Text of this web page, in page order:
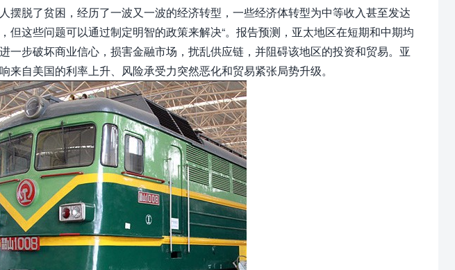
摆脱了贫困，经历了一波又一波的经济转型，一些经济体转型为中等收入甚至发达
但这些问题可以通过制定明智的政策来解决“。报告预测，亚太地区在短期和中期均
一步破坏商业信心，损害金融市场，扰乱供应链，并阻碍该地区的投资和贸易。亚
来自美国的利率上升、风险承受力突然恶化和贸易紧张局势升级。